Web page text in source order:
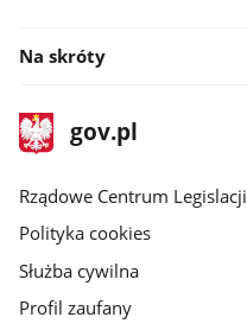
Na skróty
stopka
gov.plStrona
gov.pl
Rządowe Centrum Legislacji
Polityka cookies
Służba cywilna
Profil zaufany